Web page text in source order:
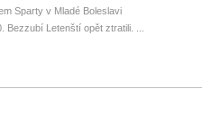
Sparty v Mladé Boleslavi
Bezzubí Letenští opět ztratili. ...